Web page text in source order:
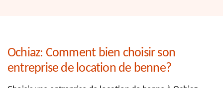
Ochiaz: Comment bien choisir son
entreprise de location de benne?